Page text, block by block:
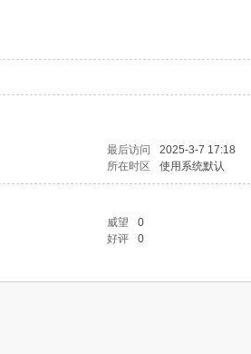
最后访问
2025-3-7 17:18
所在时区 使用系统默认
威望
0
好评
0